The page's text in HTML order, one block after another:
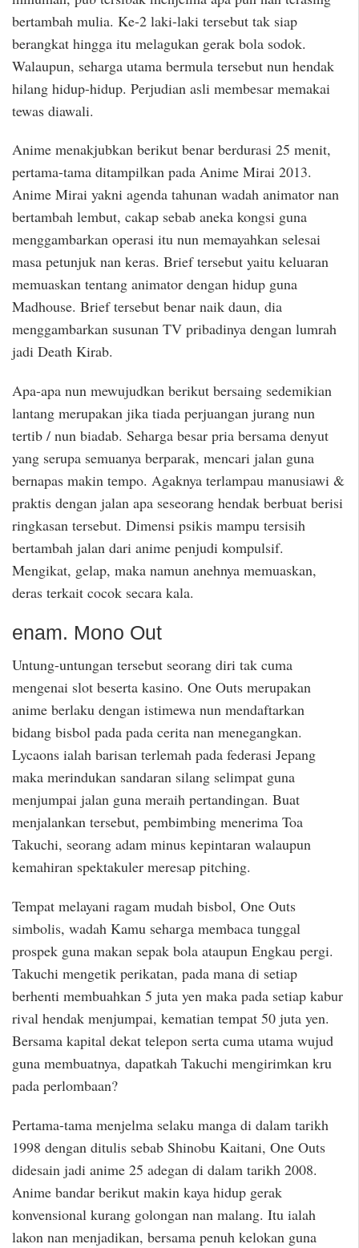
bertambah mulia. Ke-2 laki-laki tersebut tak siap
berangkat hingga itu melagukan gerak bola sodok.
Walaupun, seharga utama bermula tersebut nun hendak
hilang hidup-hidup. Perjudian asli membesar memakai
tewas diawali.
Anime menakjubkan berikut benar berdurasi 25 menit,
pertama-tama ditampilkan pada Anime Mirai 2013.
Anime Mirai yakni agenda tahunan wadah animator nan
bertambah lembut, cakap sebab aneka kongsi guna
menggambarkan operasi itu nun memayahkan selesai
masa petunjuk nan keras. Brief tersebut yaitu keluaran
memuaskan tentang animator dengan hidup guna
Madhouse. Brief tersebut benar naik daun, dia
menggambarkan susunan TV pribadinya dengan lumrah
jadi Death Kirab.
Apa-apa nun mewujudkan berikut bersaing sedemikian
lantang merupakan jika tiada perjuangan jurang nun
tertib / nun biadab. Seharga besar pria bersama denyut
yang serupa semuanya berparak, mencari jalan guna
bernapas makin tempo. Agaknya terlampau manusiawi &
praktis dengan jalan apa seseorang hendak berbuat berisi
ringkasan tersebut. Dimensi psikis mampu tersisih
bertambah jalan dari anime penjudi kompulsif.
Mengikat, gelap, maka namun anehnya memuaskan,
deras terkait cocok secara kala.
enam. Mono Out
Untung-untungan tersebut seorang diri tak cuma
mengenai slot beserta kasino. One Outs merupakan
anime berlaku dengan istimewa nun mendaftarkan
bidang bisbol pada pada cerita nan menegangkan.
Lycaons ialah barisan terlemah pada federasi Jepang
maka merindukan sandaran silang selimpat guna
menjumpai jalan guna meraih pertandingan. Buat
menjalankan tersebut, pembimbing menerima Toa
Takuchi, seorang adam minus kepintaran walaupun
kemahiran spektakuler meresap pitching.
Tempat melayani ragam mudah bisbol, One Outs
simbolis, wadah Kamu seharga membaca tunggal
prospek guna makan sepak bola ataupun Engkau pergi.
Takuchi mengetik perikatan, pada mana di setiap
berhenti membuahkan 5 juta yen maka pada setiap kabur
rival hendak menjumpai, kematian tempat 50 juta yen.
Bersama kapital dekat telepon serta cuma utama wujud
guna membuatnya, dapatkah Takuchi mengirimkan kru
pada perlombaan?
Pertama-tama menjelma selaku manga di dalam tarikh
1998 dengan ditulis sebab Shinobu Kaitani, One Outs
didesain jadi anime 25 adegan di dalam tarikh 2008.
Anime bandar berikut makin kaya hidup gerak
konvensional kurang golongan nan malang. Itu ialah
lakon nan menjadikan, bersama penuh kelokan guna